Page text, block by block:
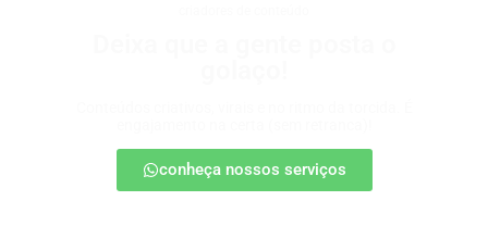
conheça nossos serviços